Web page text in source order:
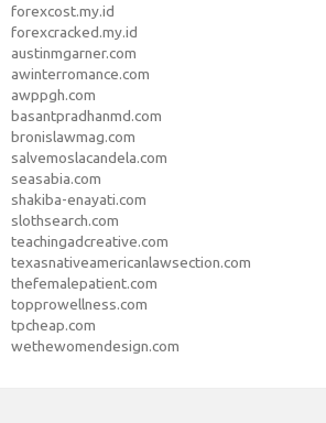
forexcost.my.id
forexcracked.my.id
austinmgarner.com
awinterromance.com
awppgh.com
basantpradhanmd.com
bronislawmag.com
salvemoslacandela.com
seasabia.com
shakiba-enayati.com
slothsearch.com
teachingadcreative.com
texasnativeamericanlawsection.com
thefemalepatient.com
topprowellness.com
tpcheap.com
wethewomendesign.com